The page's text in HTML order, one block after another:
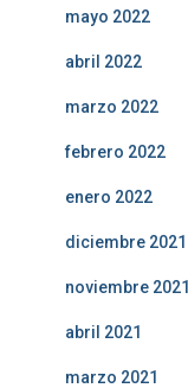
mayo 2022
abril 2022
marzo 2022
febrero 2022
enero 2022
diciembre 2021
noviembre 2021
abril 2021
marzo 2021